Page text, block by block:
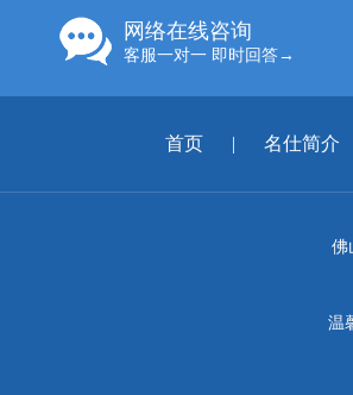
网络在线咨询
客服一对一 即时回答→
首页 | 名仕简介
佛
温